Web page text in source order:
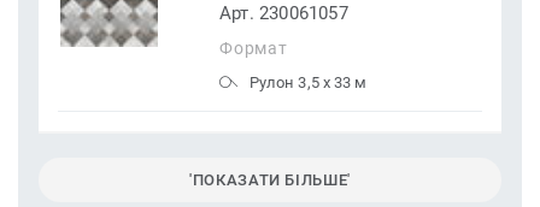
Арт. 230061057
Формат
Рулон 3,5 x 33 м
'ПОКАЗАТИ БІЛЬШЕ'